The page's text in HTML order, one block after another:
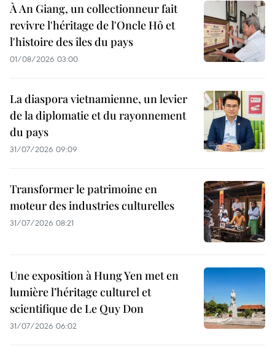
À An Giang, un collectionneur fait
revivre l'héritage de l'Oncle Hô et
l'histoire des îles du pays
01/08/2026 03:00
La diaspora vietnamienne, un levier
de la diplomatie et du rayonnement
du pays
31/07/2026 09:09
Transformer le patrimoine en
moteur des industries culturelles
31/07/2026 08:21
Une exposition à Hung Yen met en
lumière l’héritage culturel et
scientifique de Le Quy Don
31/07/2026 06:02